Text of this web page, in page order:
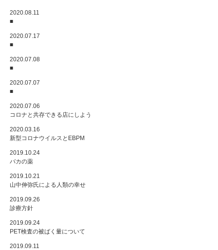
2020.08.11
■
2020.07.17
■
2020.07.08
■
2020.07.07
■
2020.07.06
コロナと共存できる店にしよう
2020.03.16
新型コロナウイルスとEBPM
2019.10.24
バカの薬
2019.10.21
山中伸弥氏による人類の幸せ
2019.09.26
診療方針
2019.09.24
PET検査の被ばく量について
2019.09.11